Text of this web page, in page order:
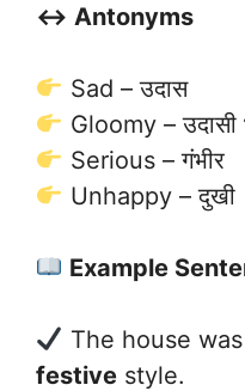
↔️ Antonyms
Sad – उदास
Gloomy – उदासी
Serious – गंभीर
Unhappy – दुखी
Example
The house
festive style.